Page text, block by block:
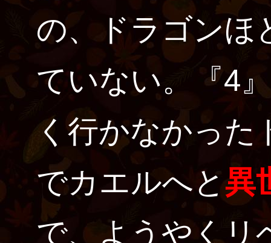
の、ドラゴンほ
ていない。『4
く行かなかった
でカエルへと異
で、ようやくリ